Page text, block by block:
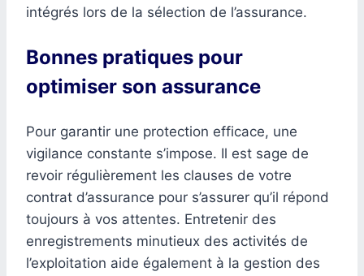
intégrés lors de la sélection de l’assurance.
Bonnes pratiques pour
optimiser son assurance
Pour garantir une protection efficace, une
vigilance constante s’impose. Il est sage de
revoir régulièrement les clauses de votre
contrat d’assurance pour s’assurer qu’il répond
toujours à vos attentes. Entretenir des
enregistrements minutieux des activités de
l’exploitation aide également à la gestion des